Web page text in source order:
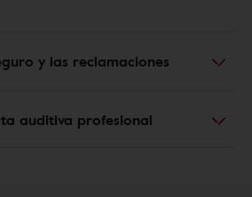
y las reclamaciones
auditiva profesional